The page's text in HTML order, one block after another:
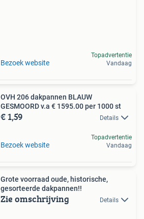
Bezoek website
Topadvertentie
Vandaag
OVH 206 dakpannen BLAUW
GESMOORD v.a € 1595.00 per 1000 st
€ 1,59 Details
Bezoek website
Topadvertentie
Vandaag
Grote voorraad oude, historische,
gesorteerde dakpannen!!
Zie omschrijving Details